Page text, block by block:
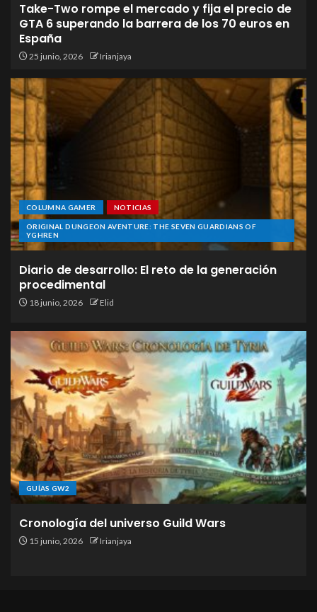
Take-Two rompe el mercado y fija el precio de
GTA 6 superando la barrera de los 70 euros en
España
25 junio, 2026 Irianjaya
COLUMNA GAMER NOTICIAS
ORIGINAL DUNGEON AVENTURE: THE SEVEN GUARDIANS OF
YGHREN
Diario de desarrollo: El reto de la generación
procedimental
18 junio, 2026 Elid
GUÍAS GW2
Cronología del universo Guild Wars
15 junio, 2026 Irianjaya